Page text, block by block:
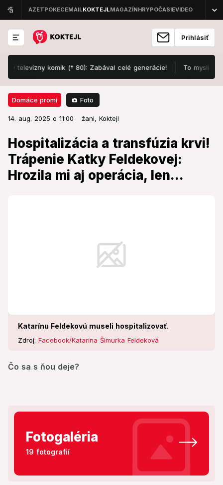
Prihlásiť
komik († 80): Zabával celé generácie! To myslia vážne?!
Domáce promi Foto
14. aug. 2025 o 11:00 žani, Koktejl
Hospitalizácia a transfúzia krvi!
Trápenie Katky Feldekovej:
Hrozila mi aj operácia, len...
Katarínu Feldekovú museli hospitalizovať.
Zdroj: Facebook/Katarína Šimurka Feldeková
Čo sa s ňou deje?
Domáce promi 14. aug. 2025 o 11:00
Hospitalizácia a transfúzia krvi!
Trápenie Katky Feldekovej:
Hrozila mi aj operácia, len...
Čo sa s ňou deje?
Fotogaléria
19 fotografií